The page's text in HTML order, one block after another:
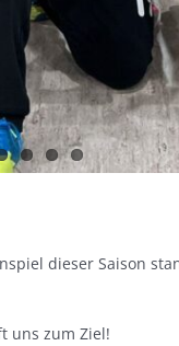
dieser Saison
uns zum Ziel!